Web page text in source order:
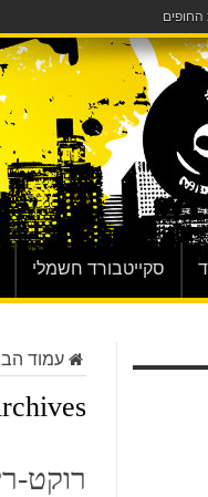
סקייטבורד חשמלי
עמוד
רוקט-